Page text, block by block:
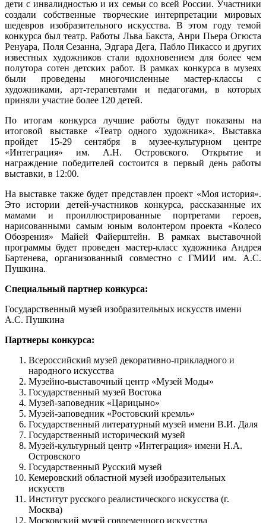
дети с инвалидностью и их семьи со всей России. Участники
создали собственные творческие интерпретации мировых
шедевров изобразительного искусства. В этом году темой
конкурса был театр. Работы Льва Бакста, Анри Пьера Огюста
Ренуара, Поля Сезанна, Эдгара Дега, Пабло Пикассо и других
известных художников стали вдохновением для более чем
полутора сотен детских работ. В рамках конкурса в музеях
были проведены многочисленные мастер-классы с
художниками, арт-терапевтами и педагогами, в которых
приняли участие более 120 детей.
По итогам конкурса лучшие работы будут показаны на
итоговой выставке «Театр одного художника». Выставка
пройдет 15-29 сентября в музее-культурном центре
«Интеграция» им. А.Н. Островского. Открытие и
награждение победителей состоится в первый день работы
выставки, в 12:00.
На выставке также будет представлен проект «Моя история».
Это истории детей-участников конкурса, рассказанные их
мамами и проиллюстрированные портретами героев,
нарисованными самым юным волонтером проекта «Колесо
Обозрения» Майей Файерштейн. В рамках выставочной
программы будет проведен мастер-класс художника Андрея
Бартенева, организованный совместно с ГМИИ им. А.С.
Пушкина.
Специальный партнер конкурса:
Государственный музей изобразительных искусств имени
А.С. Пушкина
Партнеры конкурса:
Всероссийский музей декоративно-прикладного и
народного искусства
Музейно-выставочный центр «Музей Моды»
Государственный музей Востока
Музей-заповедник «Царицыно»
Музей-заповедник «Ростовский кремль»
Государственный литературный музей имени В.И. Даля
Государственный исторический музей
Музей-культурный центр «Интеграция» имени Н.А.
Островского
Государственный Русский музей
Кемеровский областной музей изобразительных
искусств
Институт русского реалистического искусства (г.
Москва)
Московский музей современного искусства